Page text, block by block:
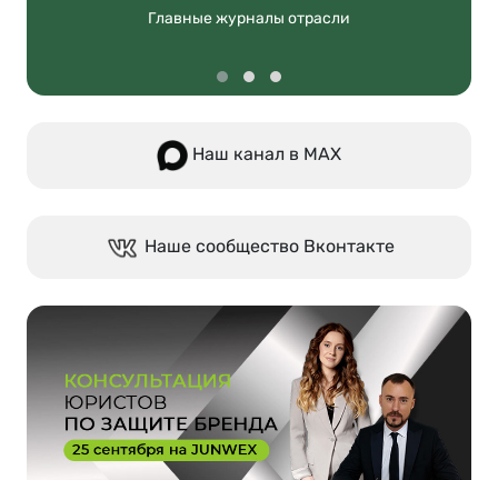
Главные журналы отрасли
Наш канал в МАХ
Наше сообщество Вконтакте